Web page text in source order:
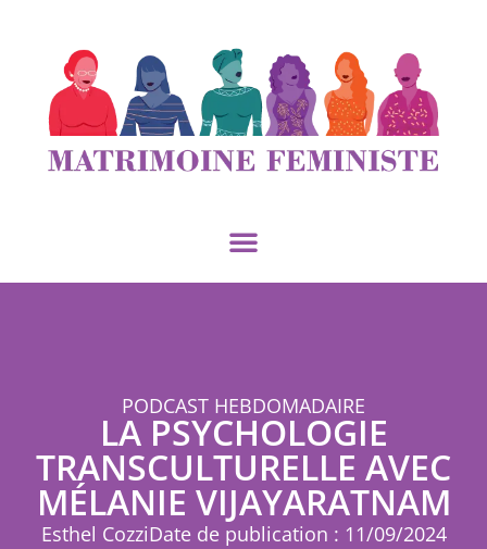
PODCAST HEBDOMADAIRE
LA PSYCHOLOGIE
TRANSCULTURELLE AVEC
MÉLANIE VIJAYARATNAM
Esthel CozziDate de publication : 11/09/2024